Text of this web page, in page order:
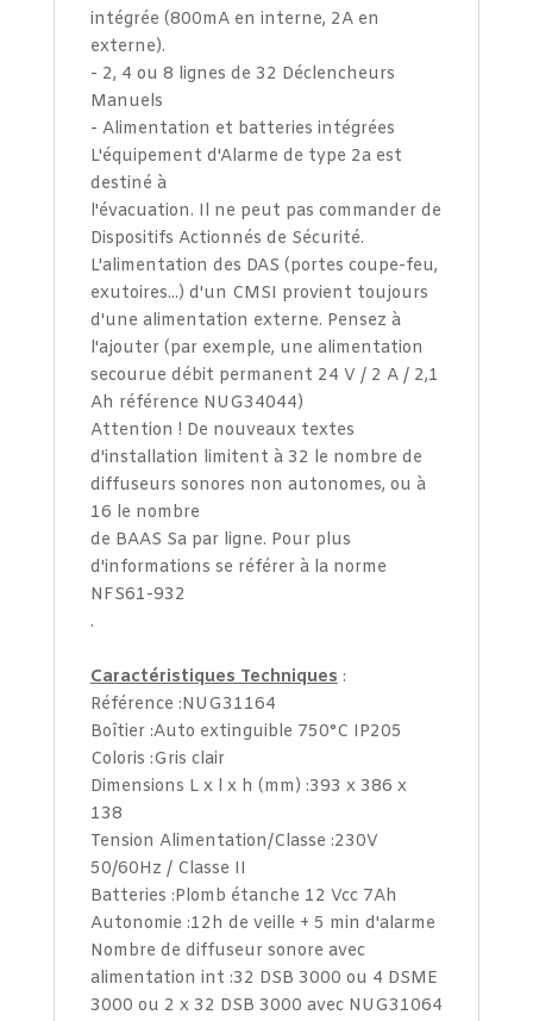
intégrée (800mA en interne, 2A en
externe).
- 2, 4 ou 8 lignes de 32 Déclencheurs
Manuels
- Alimentation et batteries intégrées
L'équipement d'Alarme de type 2a est
destiné à
l'évacuation. Il ne peut pas commander de
Dispositifs Actionnés de Sécurité.
L'alimentation des DAS (portes coupe-feu,
exutoires...) d'un CMSI provient toujours
d'une alimentation externe. Pensez à
l'ajouter (par exemple, une alimentation
secourue débit permanent 24 V / 2 A / 2,1
Ah référence NUG34044)
Attention ! De nouveaux textes
d'installation limitent à 32 le nombre de
diffuseurs sonores non autonomes, ou à
16 le nombre
de BAAS Sa par ligne. Pour plus
d'informations se référer à la norme
NFS61-932
.
Caractéristiques Techniques:
Référence :NUG31164
Boîtier :Auto extinguible 750°C IP205
Coloris :Gris clair
Dimensions L x l x h (mm) :393 x 386 x
138
Tension Alimentation/Classe :230V
50/60Hz / Classe II
Batteries :Plomb étanche 12 Vcc 7Ah
Autonomie :12h de veille + 5 min d'alarme
Nombre de diffuseur sonore avec
alimentation int :32 DSB 3000 ou 4 DSME
3000 ou 2 x 32 DSB 3000 avec NUG31064